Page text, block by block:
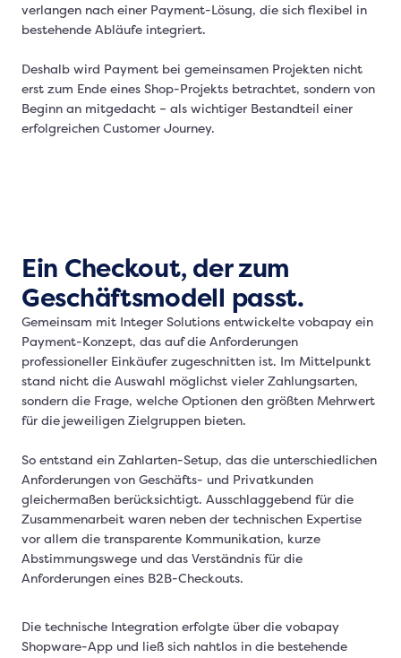
verlangen nach einer Payment-Lösung, die sich flexibel in
bestehende Abläufe integriert.
Deshalb wird Payment bei gemeinsamen Projekten nicht
erst zum Ende eines Shop-Projekts betrachtet, sondern von
Beginn an mitgedacht – als wichtiger Bestandteil einer
erfolgreichen Customer Journey.
Ein Checkout, der zum
Geschäftsmodell passt.
Gemeinsam mit Integer Solutions entwickelte vobapay ein
Payment-Konzept, das auf die Anforderungen
professioneller Einkäufer zugeschnitten ist. Im Mittelpunkt
stand nicht die Auswahl möglichst vieler Zahlungsarten,
sondern die Frage, welche Optionen den größten Mehrwert
für die jeweiligen Zielgruppen bieten.
So entstand ein Zahlarten-Setup, das die unterschiedlichen
Anforderungen von Geschäfts- und Privatkunden
gleichermaßen berücksichtigt. Ausschlaggebend für die
Zusammenarbeit waren neben der technischen Expertise
vor allem die transparente Kommunikation, kurze
Abstimmungswege und das Verständnis für die
Anforderungen eines B2B-Checkouts.
Die technische Integration erfolgte über die vobapay
Shopware-App und ließ sich nahtlos in die bestehende